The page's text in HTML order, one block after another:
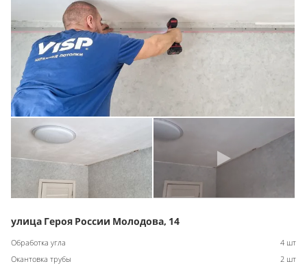
улица Героя России Молодова, 14
Обработка угла
4 шт
Окантовка трубы
2 шт